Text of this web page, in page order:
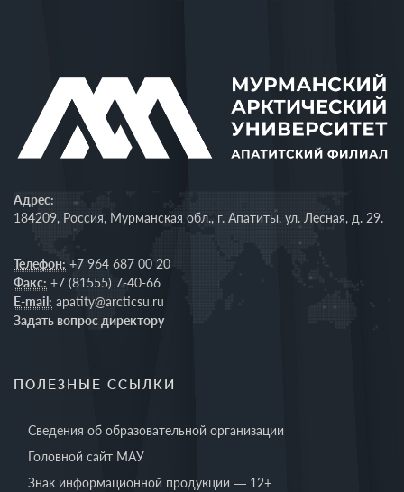
Адрес:
184209, Россия, Мурманская обл., г. Апатиты, ул. Лесная, д. 29.
Телефон: +7 964 687 00 20
Факс: +7 (81555) 7-40-66
E-mail: apatity@arcticsu.ru
Задать вопрос директору
ПОЛЕЗНЫЕ ССЫЛКИ
Сведения об образовательной организации
Головной сайт МАУ
Знак информационной продукции — 12+